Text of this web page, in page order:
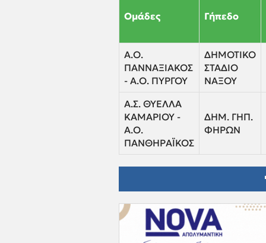
Ομάδες Γήπεδο
Α.Ο.
ΠΑΝΝΑΞΙΑΚΟΣ
- Α.Ο. ΠΥΡΓΟΥ
ΔΗΜΟΤΙΚΟ
ΣΤΑΔΙΟ
ΝΑΞΟΥ
Α.Σ. ΘΥΕΛΛΑ
ΚΑΜΑΡΙΟΥ -
Α.Ο.
ΠΑΝΘΗΡΑΪΚΟΣ
ΔΗΜ. ΓΗΠ.
ΦΗΡΩΝ